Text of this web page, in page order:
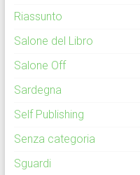
Riassunto
Salone del Libro
Salone Off
Sardegna
Self Publishing
Senza categoria
Sguardi